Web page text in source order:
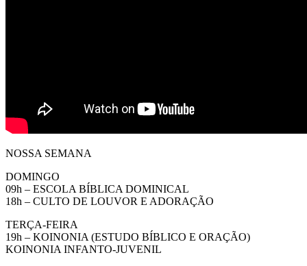
NOSSA SEMANA
DOMINGO
09h – ESCOLA BÍBLICA DOMINICAL
18h – CULTO DE LOUVOR E ADORAÇÃO
TERÇA-FEIRA
19h – KOINONIA (ESTUDO BÍBLICO E ORAÇÃO)
KOINONIA INFANTO-JUVENIL